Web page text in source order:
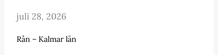
juli 28, 2026
Rån – Kalmar län